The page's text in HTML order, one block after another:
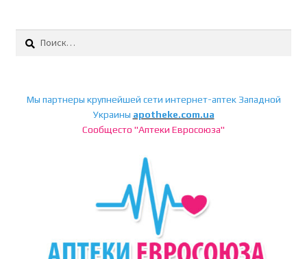
Найти:
Мы партнеры крупнейшей сети интернет-аптек Западной
Украины apotheke.com.ua
Сообщесто "Аптеки Евросоюза"